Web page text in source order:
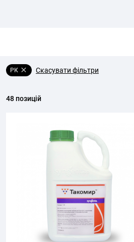
РК Скасувати фільтри
48 позицій